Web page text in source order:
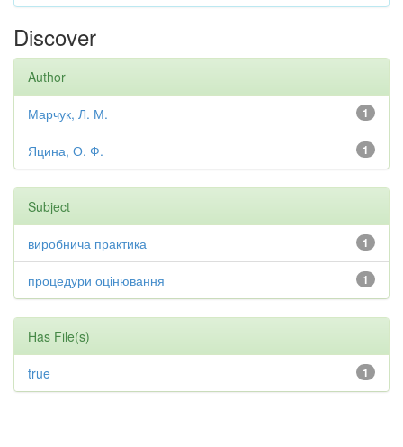
Discover
Author
1
Марчук, Л. М.
1
Яцина, О. Ф.
Subject
1
виробнича практика
1
процедури оцінювання
Has File(s)
1
true